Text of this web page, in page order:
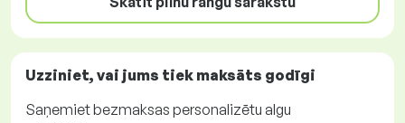
Uzziniet, vai jums tiek maksāts godīgi
Saņemietbezmaksas personalizētu algu